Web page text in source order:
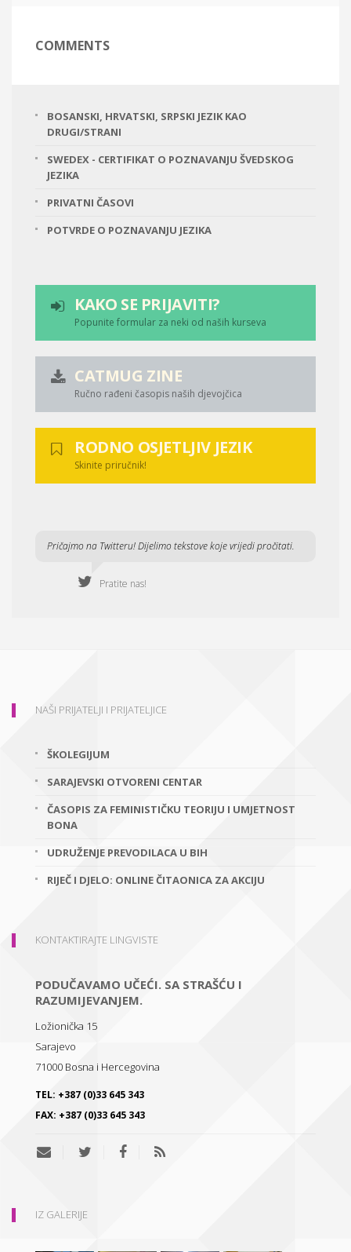
COMMENTS
BOSANSKI, HRVATSKI, SRPSKI JEZIK KAO
DRUGI/STRANI
SWEDEX - CERTIFIKAT O POZNAVANJU ŠVEDSKOG
JEZIKA
PRIVATNI ČASOVI
POTVRDE O POZNAVANJU JEZIKA
KAKO SE PRIJAVITI?
Popunite formular za neki od naših kurseva
CATMUG ZINE
Ručno rađeni časopis naših djevojčica
RODNO OSJETLJIV JEZIK
Skinite priručnik!
Pričajmo na Twitteru! Dijelimo tekstove koje vrijedi pročitati.
Pratite nas!
NAŠI PRIJATELJI I PRIJATELJICE
ŠKOLEGIJUM
SARAJEVSKI OTVORENI CENTAR
ČASOPIS ZA FEMINISTIČKU TEORIJU I UMJETNOST
BONA
UDRUŽENJE PREVODILACA U BIH
RIJEČ I DJELO: ONLINE ČITAONICA ZA AKCIJU
KONTAKTIRAJTE LINGVISTE
PODUČAVAMO UČEĆI. SA STRAŠĆU I
RAZUMIJEVANJEM.
Ložionička 15
Sarajevo
71000 Bosna i Hercegovina
TEL: +387 (0)33 645 343
FAX: +387 (0)33 645 343
IZ GALERIJE